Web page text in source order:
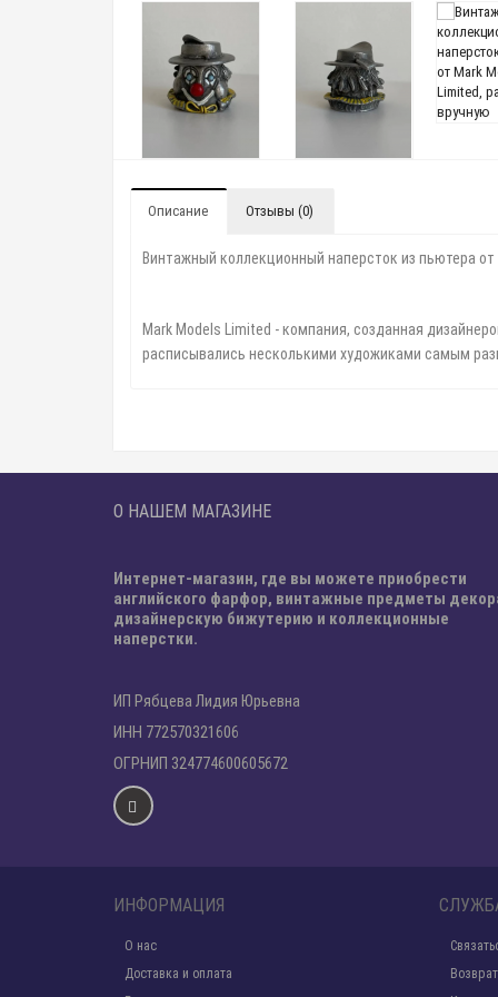
Описание Отзывы (0)
Винтажный коллекционный наперсток из пьютера
Mark Models Limited - компания, созданная
расписывались несколькими художиками самым
О НАШЕМ МАГАЗИНЕ
Интернет-магазин, где вы можете приобрести
английского фарфор, винтажные предметы
дизайнерскую бижутерию и коллекционные
наперстки.
ИП Рябцева Лидия Юрьевна
ИНН 772570321606
ОГРНИП 324774600605672
ИНФОРМАЦИЯ
О нас
Доставка и оплата